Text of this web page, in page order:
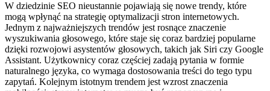
W dziedzinie SEO nieustannie pojawiają się nowe trendy, które
mogą wpłynąć na strategię optymalizacji stron internetowych.
Jednym z najważniejszych trendów jest rosnące znaczenie
wyszukiwania głosowego, które staje się coraz bardziej popularne
dzięki rozwojowi asystentów głosowych, takich jak Siri czy Google
Assistant. Użytkownicy coraz częściej zadają pytania w formie
naturalnego języka, co wymaga dostosowania treści do tego typu
zapytań. Kolejnym istotnym trendem jest wzrost znaczenia